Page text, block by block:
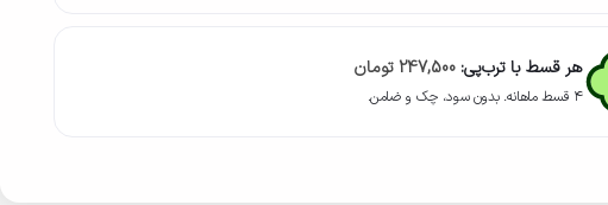
هر قسط با ترب‌پی: 247,500 تومان
۴ قسط ماهانه. بدون سود، چک و ضامن.